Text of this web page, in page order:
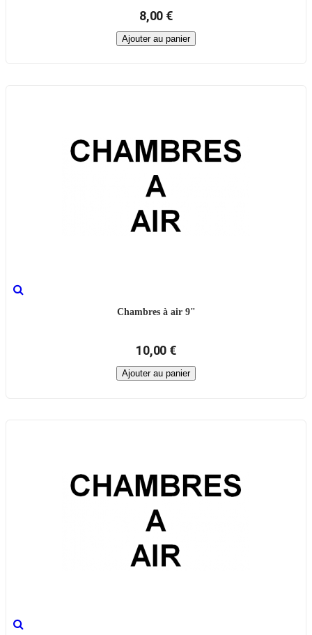
8,00 €
Ajouter au panier
Chambres à air 9"
10,00 €
Ajouter au panier